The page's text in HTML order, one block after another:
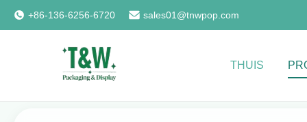
+86-136-6256-6720 sales01@tnwpop.com
THUIS